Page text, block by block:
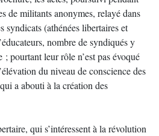
de militants anonymes, relayé dans
syndicats (athénées libertaires et
nombre de syndiqués y
pourtant leur rôle n’est pas évoqué
du niveau de conscience des
a abouti à la création des
qui s’intéressent à la révolution